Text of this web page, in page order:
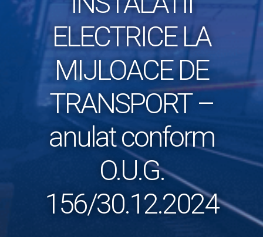
ELECTRICE LA
MIJLOACE DE
TRANSPORT –
anulat conform
O.U.G.
156/30.12.2024